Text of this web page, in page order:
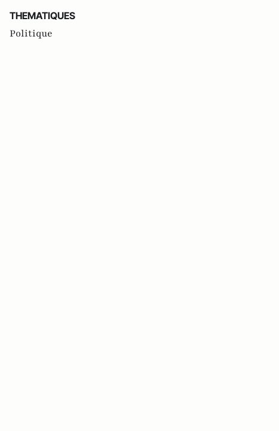
THEMATIQUES
Politique